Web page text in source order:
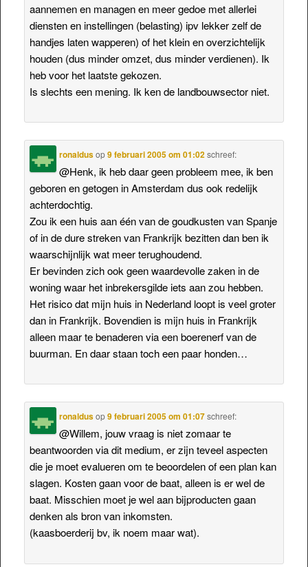
aannemen en managen en meer gedoe met allerlei
diensten en instellingen (belasting) ipv lekker zelf de
handjes laten wapperen) of het klein en overzichtelijk
houden (dus minder omzet, dus minder verdienen). Ik
heb voor het laatste gekozen.
Is slechts een mening. Ik ken de landbouwsector niet.
ronaldusop9 februari 2005 om 01:02 schreef:
@Henk, ik heb daar geen probleem mee, ik ben
geboren en getogen in Amsterdam dus ook redelijk
achterdochtig.
Zou ik een huis aan één van de goudkusten van Spanje
of in de dure streken van Frankrijk bezitten dan ben ik
waarschijnlijk wat meer terughoudend.
Er bevinden zich ook geen waardevolle zaken in de
woning waar het inbrekersgilde iets aan zou hebben.
Het risico dat mijn huis in Nederland loopt is veel groter
dan in Frankrijk. Bovendien is mijn huis in Frankrijk
alleen maar te benaderen via een boerenerf van de
buurman. En daar staan toch een paar honden…
ronaldusop9 februari 2005 om 01:07 schreef:
@Willem, jouw vraag is niet zomaar te
beantwoorden via dit medium, er zijn teveel aspecten
die je moet evalueren om te beoordelen of een plan kan
slagen. Kosten gaan voor de baat, alleen is er wel de
baat. Misschien moet je wel aan bijproducten gaan
denken als bron van inkomsten.
(kaasboerderij bv, ik noem maar wat).